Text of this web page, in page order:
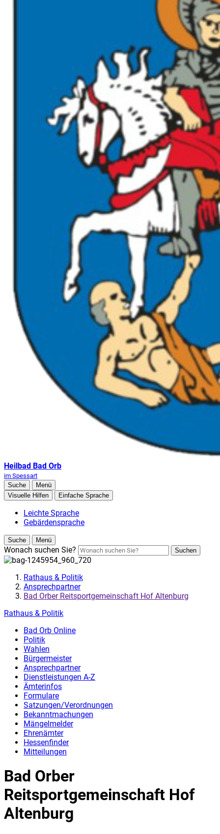
Heilbad Bad Orb
im Spessart
Suche
Menü
Visuelle Hilfen
Einfache Sprache
Leichte Sprache
Gebärdensprache
Suche Menü
Wonach suchen Sie? Suchen
Rathaus & Politik
Ansprechpartner
Bad Orber Reitsportgemeinschaft Hof Altenburg
Rathaus & Politik
Bad Orb Online
Politik
Wahlen
Bürgermeister
Ansprechpartner
Dienstleistungen A-Z
Ämterinfos
Formulare
Satzungen/Verordnungen
Bekanntmachungen
Mängelmelder
Ehrenämter
Hessenfinder
Mitteilungen
Bad Orber
Reitsportgemeinschaft Hof
Altenburg